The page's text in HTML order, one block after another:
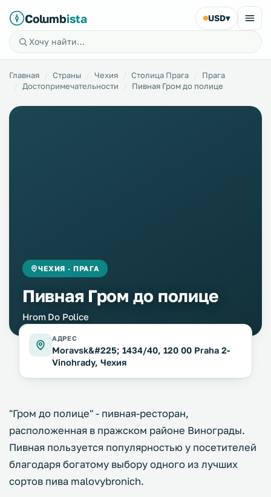
Columbista USD▾
Главная Страны Чехия Столица Прага
Прага
Достопримечательности
Пивная Гром до полице
ЧЕХИЯ · ПРАГА
Пивная Гром до полице
Hrom Do Police
АДРЕС
Moravsk&#225; 1434/40, 120 00 Praha 2-
Vinohrady, Чехия
"Гром до полице" - пивная-ресторан,
расположенная в пражском районе Винограды.
Пивная пользуется популярностью у посетителей
благодаря богатому выбору одного из лучших
сортов пива malovybronich.